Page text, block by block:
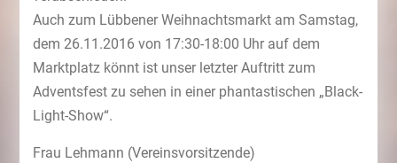
Auch zum Lübbener Weihnachtsmarkt am Samstag,
dem 26.11.2016 von 17:30-18:00 Uhr auf dem
Marktplatz könnt ist unser letzter Auftritt zum
Adventsfest zu sehen in einer phantastischen „Black-
Light-Show“.
Frau Lehmann (Vereinsvorsitzende)